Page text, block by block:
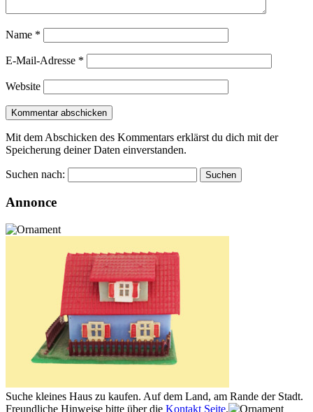
Name *
E-Mail-Adresse *
Website
Mit dem Abschicken des Kommentars erklärst du dich mit der
Speicherung deiner Daten einverstanden.
Suchen nach:
Annonce
Suche kleines Haus zu kaufen. Auf dem Land, am Rande der Stadt.
Freundliche Hinweise bitte über die Kontakt Seite.